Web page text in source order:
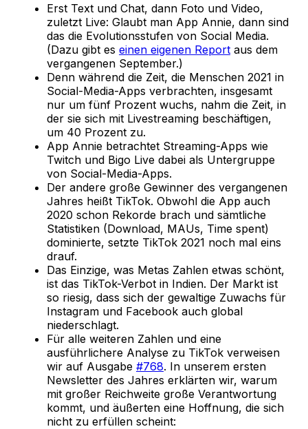
Erst Text und Chat, dann Foto und Video,
zuletzt Live: Glaubt man App Annie, dann sind
das die Evolutionsstufen von Social Media.
(Dazu gibt es einen eigenen Report aus dem
vergangenen September.)
Denn während die Zeit, die Menschen 2021 in
Social-Media-Apps verbrachten, insgesamt
nur um fünf Prozent wuchs, nahm die Zeit, in
der sie sich mit Livestreaming beschäftigen,
um 40 Prozent zu.
App Annie betrachtet Streaming-Apps wie
Twitch und Bigo Live dabei als Untergruppe
von Social-Media-Apps.
Der andere große Gewinner des vergangenen
Jahres heißt TikTok. Obwohl die App auch
2020 schon Rekorde brach und sämtliche
Statistiken (Download, MAUs, Time spent)
dominierte, setzte TikTok 2021 noch mal eins
drauf.
Das Einzige, was Metas Zahlen etwas schönt,
ist das TikTok-Verbot in Indien. Der Markt ist
so riesig, dass sich der gewaltige Zuwachs für
Instagram und Facebook auch global
niederschlagt.
Für alle weiteren Zahlen und eine
ausführlichere Analyse zu TikTok verweisen
wir auf Ausgabe #768. In unserem ersten
Newsletter des Jahres erklärten wir, warum
mit großer Reichweite große Verantwortung
kommt, und äußerten eine Hoffnung, die sich
nicht zu erfüllen scheint: